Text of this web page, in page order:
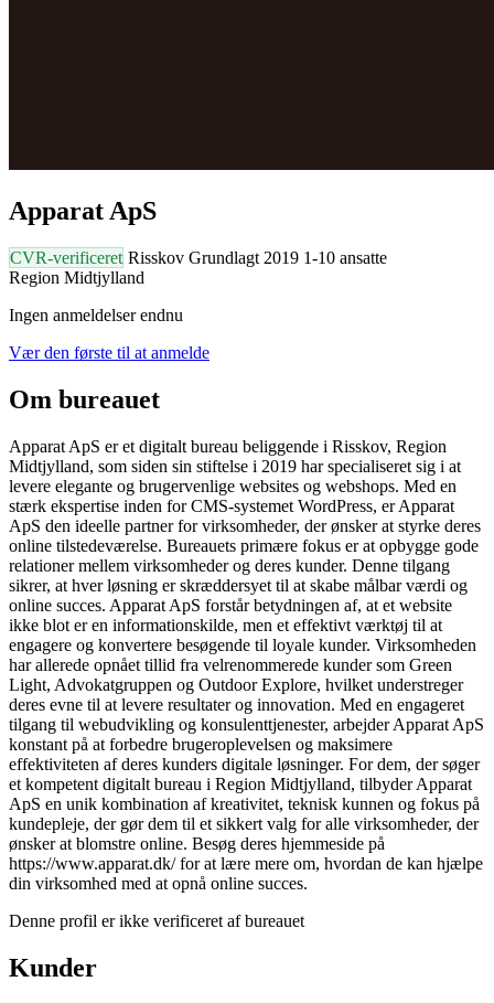
Apparat ApS
CVR-verificeret Risskov Grundlagt 2019 1-10 ansatte
Region Midtjylland
Ingen anmeldelser endnu
Vær den første til at anmelde
Om bureauet
Apparat ApS er et digitalt bureau beliggende i Risskov, Region
Midtjylland, som siden sin stiftelse i 2019 har specialiseret sig i at
levere elegante og brugervenlige websites og webshops. Med en
stærk ekspertise inden for CMS-systemet WordPress, er Apparat
ApS den ideelle partner for virksomheder, der ønsker at styrke deres
online tilstedeværelse. Bureauets primære fokus er at opbygge gode
relationer mellem virksomheder og deres kunder. Denne tilgang
sikrer, at hver løsning er skræddersyet til at skabe målbar værdi og
online succes. Apparat ApS forstår betydningen af, at et website
ikke blot er en informationskilde, men et effektivt værktøj til at
engagere og konvertere besøgende til loyale kunder. Virksomheden
har allerede opnået tillid fra velrenommerede kunder som Green
Light, Advokatgruppen og Outdoor Explore, hvilket understreger
deres evne til at levere resultater og innovation. Med en engageret
tilgang til webudvikling og konsulenttjenester, arbejder Apparat ApS
konstant på at forbedre brugeroplevelsen og maksimere
effektiviteten af deres kunders digitale løsninger. For dem, der søger
et kompetent digitalt bureau i Region Midtjylland, tilbyder Apparat
ApS en unik kombination af kreativitet, teknisk kunnen og fokus på
kundepleje, der gør dem til et sikkert valg for alle virksomheder, der
ønsker at blomstre online. Besøg deres hjemmeside på
https://www.apparat.dk/ for at lære mere om, hvordan de kan hjælpe
din virksomhed med at opnå online succes.
Denne profil er ikke verificeret af bureauet
Kunder